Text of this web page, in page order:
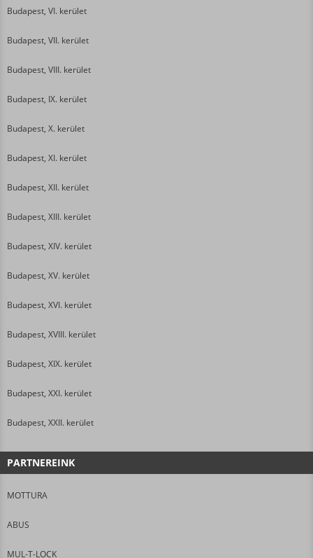
Budapest, VI. kerület
Budapest, VII. kerület
Budapest, VIII. kerület
Budapest, IX. kerület
Budapest, X. kerület
Budapest, XI. kerület
Budapest, XII. kerület
Budapest, XIII. kerület
Budapest, XIV. kerület
Budapest, XV. kerület
Budapest, XVI. kerület
Budapest, XVIII. kerület
Budapest, XIX. kerület
Budapest, XXI. kerület
Budapest, XXII. kerület
PARTNEREINK
MOTTURA
ABUS
MUL-T-LOCK